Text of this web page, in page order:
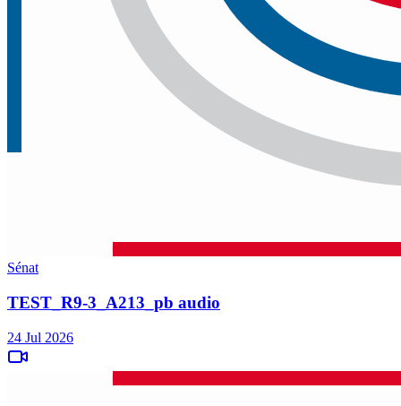
Sénat
TEST_R9-3_A213_pb audio
24 Jul 2026